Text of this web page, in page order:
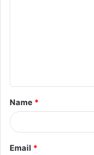
t
*
Name *
Email *